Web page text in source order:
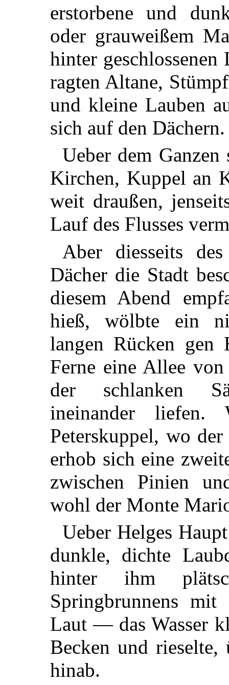
erstorbene und
oder grauweißem
hinter geschlossenen
ragten Altane,
und kleine Lauben
sich auf den Dächern.
Ueber dem
Kirchen, Kuppel an
weit draußen,
Lauf des Flusses
Aber diesseits
Dächer die Stadt
diesem Abend
hieß, wölbte ein
langen Rücken
Ferne eine Allee
der schlanken
ineinander
Peterskuppel, wo
erhob sich eine
zwischen Pinien
wohl der Monte
Ueber Helges
dunkle, dichte
hinter ihm
Springbrunnens mit
Laut — das Wasser
Becken und rieselte,
hinab.